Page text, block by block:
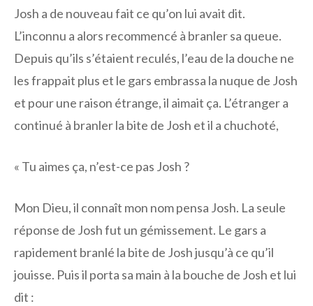
Josh a de nouveau fait ce qu’on lui avait dit.
L’inconnu a alors recommencé à branler sa queue.
Depuis qu’ils s’étaient reculés, l’eau de la douche ne
les frappait plus et le gars embrassa la nuque de Josh
et pour une raison étrange, il aimait ça. L’étranger a
continué à branler la bite de Josh et il a chuchoté,
« Tu aimes ça, n’est-ce pas Josh ?
Mon Dieu, il connaît mon nom pensa Josh. La seule
réponse de Josh fut un gémissement. Le gars a
rapidement branlé la bite de Josh jusqu’à ce qu’il
jouisse. Puis il porta sa main à la bouche de Josh et lui
dit :